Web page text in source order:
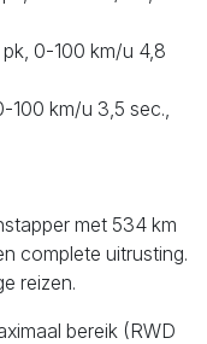
0-100 km/u 4,8
100 km/u 3,5 sec.,
met 534 km
complete uitrusting.
reizen.
bereik (RWD